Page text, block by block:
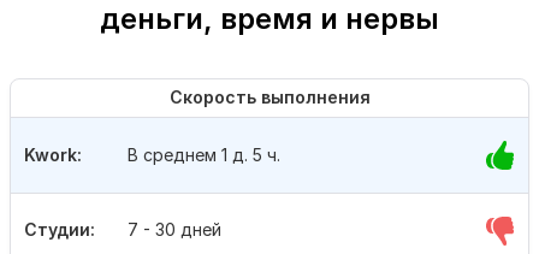
деньги, время и нервы
Скорость выполнения
Студии: 7 - 30 дней
Kwork: В среднем 1 д. 5 ч.